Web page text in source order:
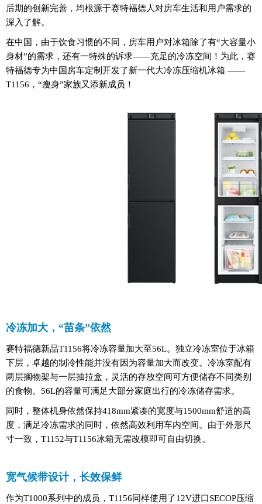
后期的创新完善，均根源于赛特福德人对房车生活和用户需求的
深入了解。
在中国，由于饮食习惯的不同，房车用户对冰箱除了有“大容量小
身材”的需求，还有一特殊的诉求——充足的冷冻空间！为此，赛
特福德专为中国房车定制开发了新一代大冷冻压缩机冰箱 ——
T1156，“瘦身”家族又添新成员！
冷冻加大，“苗条”依然
赛特福德新品T1156将冷冻容量加大至56L。独立冷冻室位于冰箱
下层，卓越的制冷性能并没有因为容量加大而改变。冷冻室配有
两层搁物架与一层抽拉盒，灵活的存放空间可方便储存不同类别
的食物。56L的容量可满足大部分家庭出行的冷冻储存需求。
同时，整体机身依然保持418mm紧凑的宽度与1500mm舒适的高
度，满足冷冻需求的同时，依然高效利用车内空间。由于外形尺
寸一致，T1152与T1156冰箱无需改模即可自由切换。
宽气候带设计，长效保鲜
作为T1000系列中的成员，T1156同样使用了12V进口SECOP压缩